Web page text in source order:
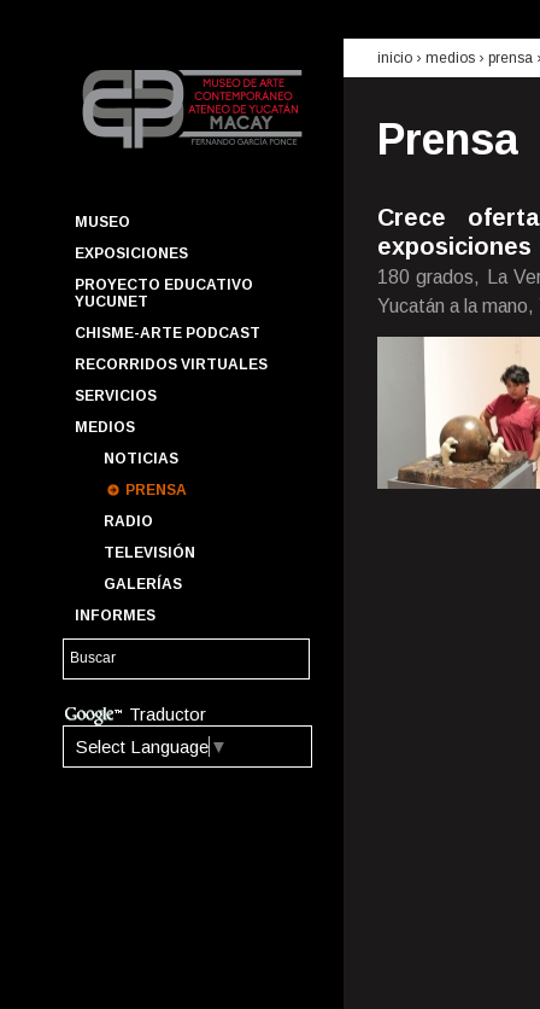
MUSEO
EXPOSICIONES
PROYECTO EDUCATIVO
YUCUNET
CHISME-ARTE PODCAST
RECORRIDOS VIRTUALES
SERVICIOS
MEDIOS
NOTICIAS
PRENSA
RADIO
TELEVISIÓN
GALERÍAS
INFORMES
Traductor
Select Language ▼
inicio › medios › prensa
Prensa
Crece
exposiciones
180 grados, La
Yucatán a la